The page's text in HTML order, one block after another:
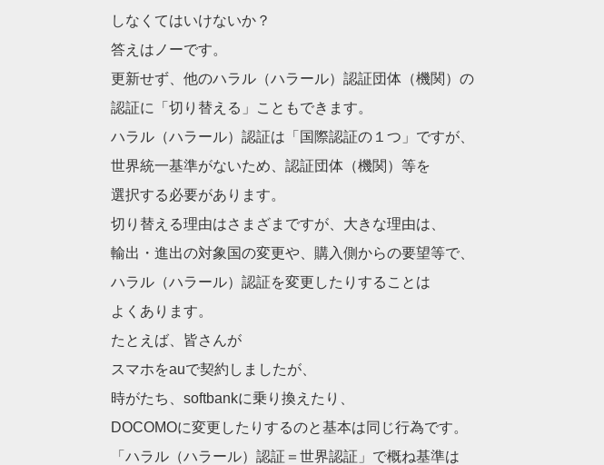
しなくてはいけないか？
答えはノーです。
更新せず、他のハラル（ハラール）認証団体（機関）の
認証に「切り替える」こともできます。
ハラル（ハラール）認証は「国際認証の１つ」ですが、
世界統一基準がないため、認証団体（機関）等を
選択する必要があります。
切り替える理由はさまざまですが、大きな理由は、
輸出・進出の対象国の変更や、購入側からの要望等で、
ハラル（ハラール）認証を変更したりすることは
よくあります。
たとえば、皆さんが
スマホをauで契約しましたが、
時がたち、softbankに乗り換えたり、
DOCOMOに変更したりするのと基本は同じ行為です。
「ハラル（ハラール）認証＝世界認証」で概ね基準は